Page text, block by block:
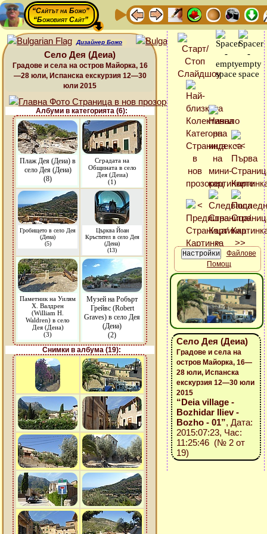
“Сайтът на Божо”
“Божовият Сайт”
Дизайнер Божо
Село Дея (Деиа)
Градове и села на остров Майорка, 16
—28 юли, Испанска екскурзия 12—30
юли 2015
Албуми в категорията (6):
Плаж Дея (Деиа) в
село Дея (Деиа)
(8)
Сградата на
Общината в село
Дея (Деиа)
(1)
Гробището в село Дея
(Деиа)
(5)
Църква Йоан
Кръстител в село Дея
(Деиа)
(13)
Паметник на Уилям
Х. Валдрен
(William H.
Waldren) в село
Дея (Деиа)
(3)
Музей на Робърт
Грейвс (Robert
Graves) в село Дея
(Деиа)
(2)
Снимки в албума (19):
Файлове
Помощ
Село Дея (Деиа)
Градове и села на
остров Майорка, 16—
28 юли, Испанска
екскурзия 12—30 юли
2015
“Deia village -
Bozhidar Iliev -
Bozho - 01”, Дата:
2015:07:23, Час:
11:25:46 (№ 2 от
19)